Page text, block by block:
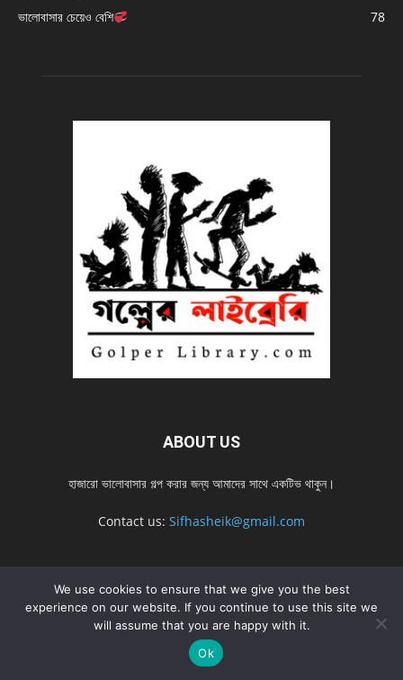
ভালোবাসার চেয়েও বেশি
78
ABOUT US
হাজারো ভালোবাসার গল্প করার জন্য আমাদের সাথে একটিভ থাকুন।
Contact us: Sifhasheik@gmail.com
FOLLOW US
Privacy Policy
We use cookies to ensure that we give you the best
experience on our website. If you continue to use this site we
will assume that you are happy with it.
Ok